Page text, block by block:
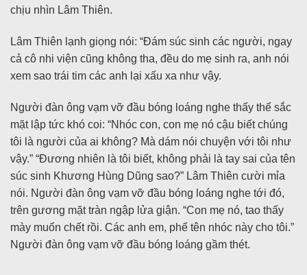
chịu nhìn Lâm Thiên.
Lâm Thiên lạnh giọng nói: “Đám súc sinh các người, ngay
cả cô nhi viện cũng không tha, đều do mẹ sinh ra, anh nói
xem sao trái tim các anh lại xấu xa như vậy.
Người đàn ông vạm vỡ đầu bóng loáng nghe thấy thế sắc
mặt lập tức khó coi: “Nhóc con, con mẹ nó cậu biết chúng
tôi là người của ai không? Mà dám nói chuyện với tôi như
vậy.” “Đương nhiên là tôi biết, không phải là tay sai của tên
súc sinh Khương Hùng Dũng sao?” Lâm Thiên cười mỉa
nói. Người đàn ông vạm vỡ đầu bóng loáng nghe tới đó,
trên gương mặt tràn ngập lửa giận. “Con mẹ nó, tao thấy
mày muốn chết rồi. Các anh em, phế tên nhóc này cho tôi.”
Người đàn ông vạm vỡ đầu bóng loáng gầm thét.